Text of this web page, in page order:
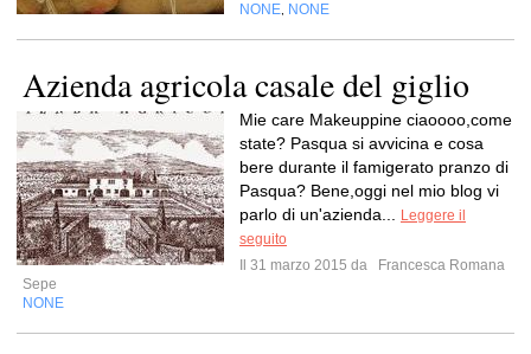
NONE NONE
Azienda agricola casale del giglio
Mie care Makeuppine ciaoooo,come
state? Pasqua si avvicina e cosa
bere durante il famigerato pranzo di
Pasqua? Bene,oggi nel mio blog vi
parlo di un'azienda...
Leggere il
seguito
Il 31 marzo 2015 da
Francesca Romana
Sepe
NONE